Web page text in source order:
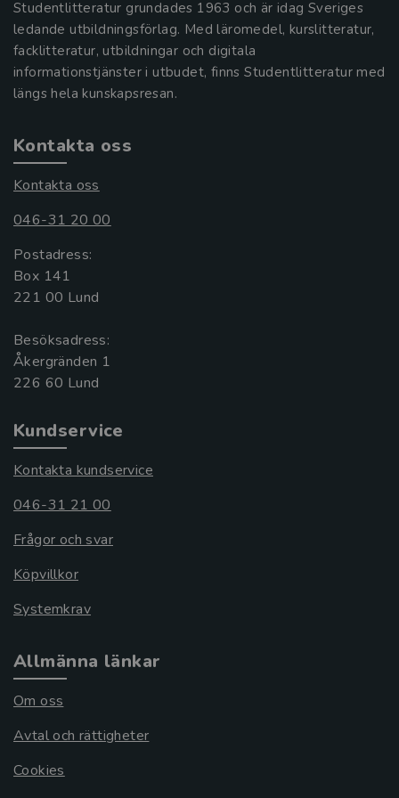
Studentlitteratur grundades 1963 och är idag Sveriges
ledande utbildningsförlag. Med läromedel, kurslitteratur,
facklitteratur, utbildningar och digitala
informationstjänster i utbudet, finns Studentlitteratur med
längs hela kunskapsresan.
Kontakta oss
Kontakta oss
046-31 20 00
Postadress:
Box 141
221 00 Lund
Besöksadress:
Åkergränden 1
Kundservice
Kontakta kundservice
046-31 21 00
Frågor och svar
Köpvillkor
Systemkrav
Allmänna länkar
Om oss
Avtal och rättigheter
Cookies